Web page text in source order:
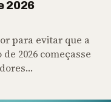
2026
para evitar que a
2026 começasse